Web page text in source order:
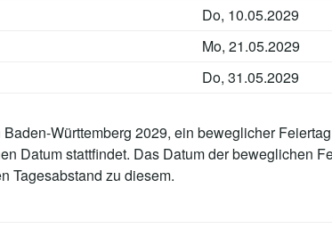
Do, 10.05.2029
Mo, 21.05.2029
Do, 31.05.2029
Württemberg 2029, ein beweglicher
Datum stattfindet. Das Datum der beweglichen
Tagesabstand zu diesem.